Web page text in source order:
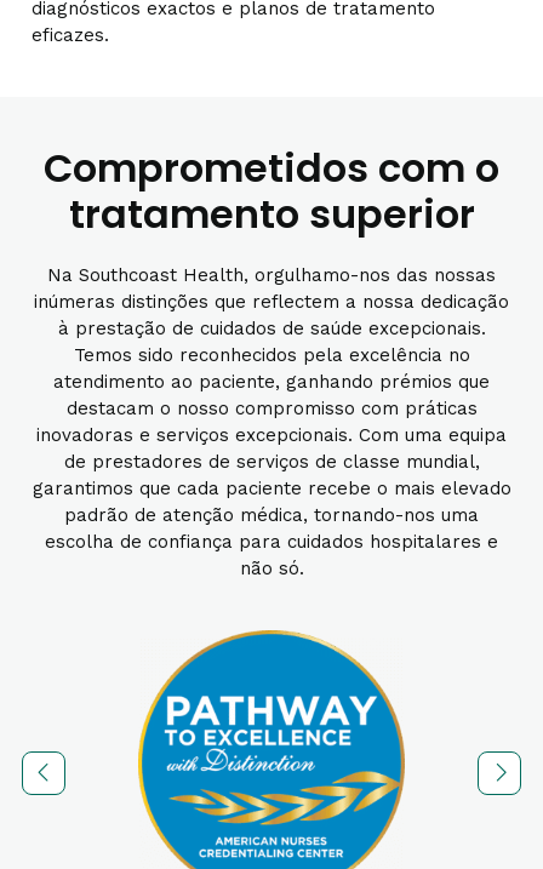
diagnósticos exactos e planos de tratamento
eficazes.
Comprometidos com o
tratamento superior
Na Southcoast Health, orgulhamo-nos das nossas
inúmeras distinções que reflectem a nossa dedicação
à prestação de cuidados de saúde excepcionais.
Temos sido reconhecidos pela excelência no
atendimento ao paciente, ganhando prémios que
destacam o nosso compromisso com práticas
inovadoras e serviços excepcionais. Com uma equipa
de prestadores de serviços de classe mundial,
garantimos que cada paciente recebe o mais elevado
padrão de atenção médica, tornando-nos uma
escolha de confiança para cuidados hospitalares e
não só.